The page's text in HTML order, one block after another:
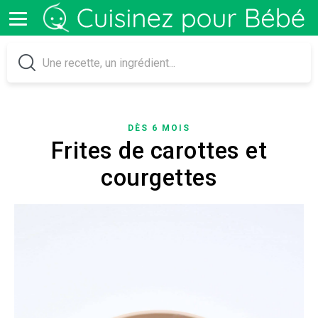
DÈS 6 MOIS
Frites de carottes et
courgettes